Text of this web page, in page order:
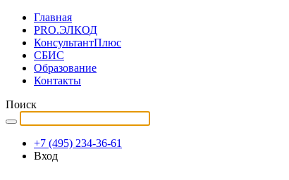
Главная
PRO.ЭЛКОД
КонсультантПлюс
СБИС
Образование
Контакты
Поиск
+7 (495) 234-36-61
Вход